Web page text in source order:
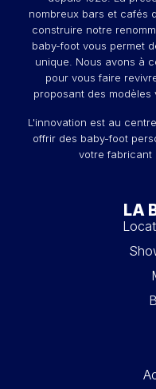
nombreux bars et cafés
construire notre
baby-foot vous permet
unique. Nous avons à
pour vous faire
proposant des
L'innovation est au
offrir des baby-foot
votre fabricant
LA